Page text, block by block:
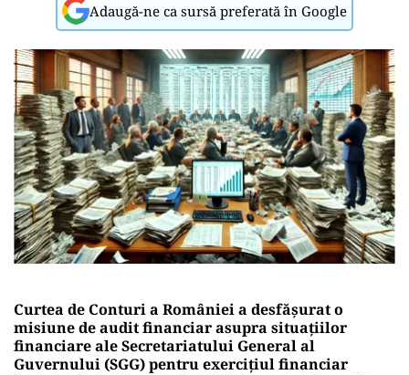
Adaugă-ne ca sursă preferată în Google
Curtea de Conturi a României a desfășurat o
misiune de audit financiar asupra situațiilor
financiare ale Secretariatului General al
Guvernului (SGG) pentru exercițiul financiar